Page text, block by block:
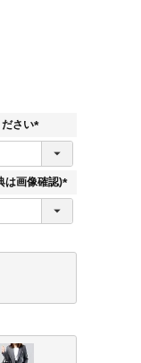
さい
(
須
は画像確認)
(
)